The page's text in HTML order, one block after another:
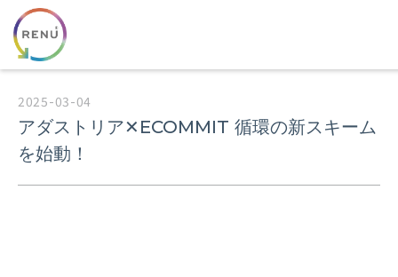
2025-03-04
アダストリア✕ECOMMIT 循環の新スキーム
を始動！